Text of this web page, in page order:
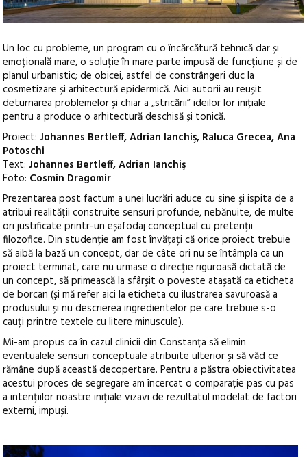
Un loc cu probleme, un program cu o încărcătură tehnică dar și
emoțională mare, o soluție în mare parte impusă de funcțiune și de
planul urbanistic; de obicei, astfel de constrângeri duc la
cosmetizare și arhitectură epidermică. Aici autorii au reușit
deturnarea problemelor și chiar a „stricării” ideilor lor inițiale
pentru a produce o arhitectură deschisă și tonică.
Proiect:Johannes Bertleff, Adrian Ianchiş, Raluca Grecea, Ana
Potoschi
Text:Johannes Bertleff, Adrian Ianchiş
Foto: Cosmin Dragomir
Prezentarea post factum a unei lucrări aduce cu sine și ispita de a
atribui realității construite sensuri profunde, nebănuite, de multe
ori justificate printr-un eșafodaj conceptual cu pretenții
filozofice. Din studenție am fost învățați că orice proiect trebuie
să aibă la bază un concept, dar de câte ori nu se întâmpla ca un
proiect terminat, care nu urmase o direcție riguroasă dictată de
un concept, să primească la sfârșit o poveste atașată ca eticheta
de borcan (și mă refer aici la eticheta cu ilustrarea savuroasă a
produsului și nu descrierea ingredientelor pe care trebuie s-o
cauți printre textele cu litere minuscule).
Mi-am propus ca în cazul clinicii din Constanța să elimin
eventualele sensuri conceptuale atribuite ulterior și să văd ce
rămâne după această decopertare. Pentru a păstra obiectivitatea
acestui proces de segregare am încercat o comparație pas cu pas
a intențiilor noastre inițiale vizavi de rezultatul modelat de factori
externi, impuși.